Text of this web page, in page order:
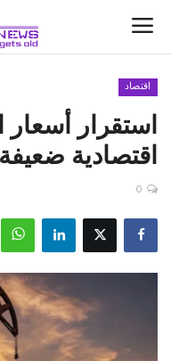
الأخبار
كتّابنا
اقتصاد
علوم وتكنولوجيا
رياضة
اقتصاد
استقرار أسعار
اقتصادية
0